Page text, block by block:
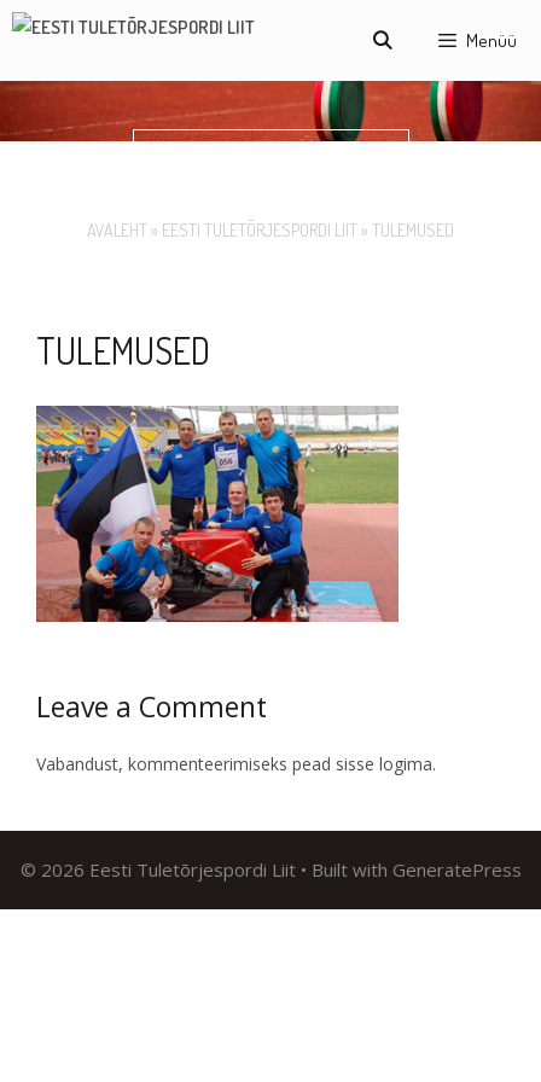
Skip
Menüü
AVALEHT » EESTI TULETÕRJESPORDI LIIT » TULEMUSED
TULEMUSED
Leave a Comment
Vabandust, kommenteerimiseks pead sisse logima.
© 2026 Eesti Tuletõrjespordi Liit• Built with GeneratePress